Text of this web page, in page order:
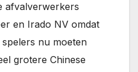
afvalverwerkers
en Irado NV omdat
nu moeten
grotere Chinese